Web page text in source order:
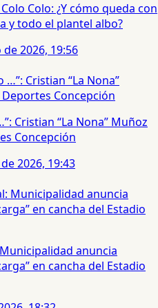
Colo: ¿Y cómo queda con
y todo el plantel albo?
2026, 19:56
Cristian “La Nona” Muñoz
Concepción
2026, 19:43
anuncia
en cancha del Estadio